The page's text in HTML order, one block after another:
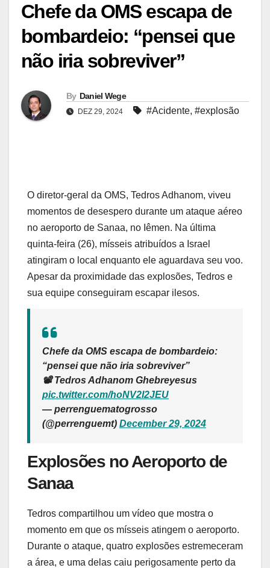
Chefe da OMS escapa de
bombardeio: “pensei que
não iria sobreviver”
By Daniel Wege
DEZ 29, 2024 #Acidente, #explosão
O diretor-geral da OMS, Tedros Adhanom, viveu
momentos de desespero durante um ataque aéreo
no aeroporto de Sanaa, no Iêmen. Na última
quinta-feira (26), mísseis atribuídos a Israel
atingiram o local enquanto ele aguardava seu voo.
Apesar da proximidade das explosões, Tedros e
sua equipe conseguiram escapar ilesos.
Chefe da OMS escapa de bombardeio:
“pensei que não iria sobreviver”
📽️ Tedros Adhanom Ghebreyesus
pic.twitter.com/hoNV2I2JEU
— perrenguematogrosso
(@perrenguemt) December 29, 2024
Explosões no Aeroporto de
Sanaa
Tedros compartilhou um vídeo que mostra o
momento em que os mísseis atingem o aeroporto.
Durante o ataque, quatro explosões estremeceram
a área, e uma delas caiu perigosamente perto da